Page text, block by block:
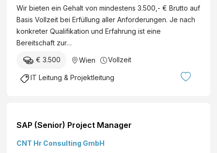
Wir bieten ein Gehalt von mindestens 3.500,- € Brutto auf
Basis Vollzeit bei Erfüllung aller Anforderungen. Je nach
konkreter Qualifikation und Erfahrung ist eine
Bereitschaft zur…
€ 3.500 Wien Vollzeit
IT Leitung & Projektleitung
SAP (Senior) Project Manager
CNT Hr Consulting GmbH